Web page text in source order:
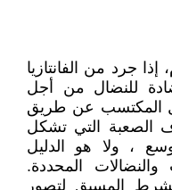
إذا جرد من الفانتازيا
للنضال من أجل
المكتسب عن طريق
الصعبة التي تشكل
، ولا هو الدليل
المحددة.
المسبق لتصور